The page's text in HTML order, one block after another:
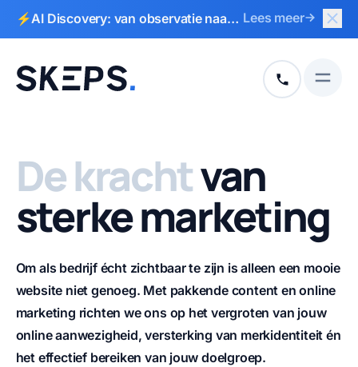
Naar hoofdinhoud
Naar voettekst
⚡AI Discovery: van observatie naar
Lees meer
+31 513 792
Open
De krachtvan
sterke marketing
Om als bedrijf écht zichtbaar te zijn is alleen een mooie
website niet genoeg. Met pakkende content en online
marketing richten we ons op het vergroten van jouw
online aanwezigheid, versterking van merkidentiteit én
het effectief bereiken van jouw doelgroep.